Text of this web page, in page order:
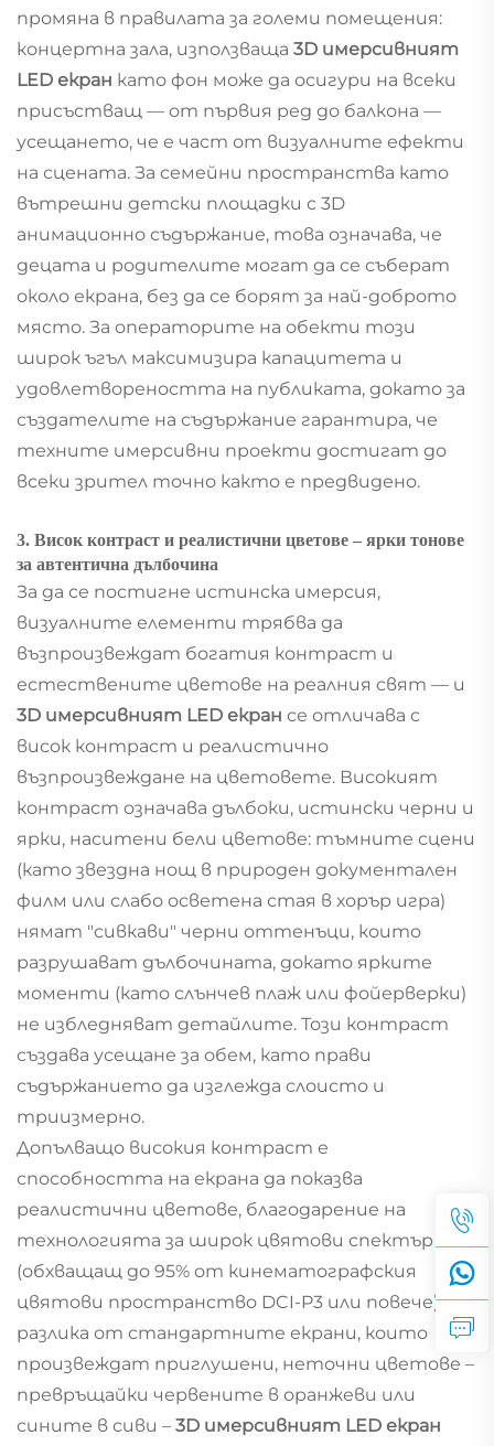
промяна в правилата за големи помещения:
концертна зала, използваща 3D имерсивният
LED екран като фон може да осигури на всеки
присъстващ — от първия ред до балкона —
усещането, че е част от визуалните ефекти
на сцената. За семейни пространства като
вътрешни детски площадки с 3D
анимационно съдържание, това означава, че
децата и родителите могат да се съберат
около екрана, без да се борят за най-доброто
място. За операторите на обекти този
широк ъгъл максимизира капацитета и
удовлетвореността на публиката, докато за
създателите на съдържание гарантира, че
техните имерсивни проекти достигат до
всеки зрител точно както е предвидено.
3. Висок контраст и реалистични цветове – ярки тонове
за автентична дълбочина
За да се постигне истинска имерсия,
визуалните елементи трябва да
възпроизвеждат богатия контраст и
естествените цветове на реалния свят — и
3D имерсивният LED екран се отличава с
висок контраст и реалистично
възпроизвеждане на цветовете. Високият
контраст означава дълбоки, истински черни и
ярки, наситени бели цветове: тъмните сцени
(като звездна нощ в природен документален
филм или слабо осветена стая в хорър игра)
нямат "сивкави" черни оттенъци, които
разрушават дълбочината, докато ярките
моменти (като слънчев плаж или фойерверки)
не избледняват детайлите. Този контраст
създава усещане за обем, като прави
съдържанието да изглежда слоисто и
триизмерно.
Допълващо високия контраст е
способността на екрана да показва
реалистични цветове, благодарение на
технологията за широк цвятови спектър
(обхващащ до 95% от кинематографския
цвятови пространство DCI-P3 или повече). За
разлика от стандартните екрани, които
произвеждат приглушени, неточни цветове –
превръщайки червените в оранжеви или
сините в сиви – 3D имерсивният LED екран